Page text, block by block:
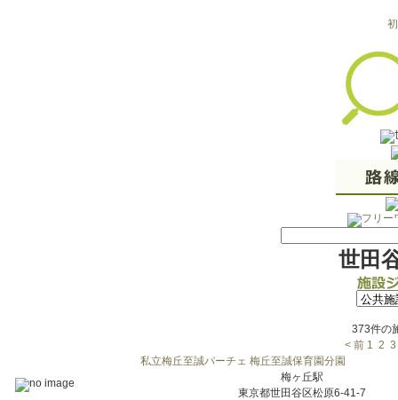
世田
373件の
< 前 1 2 3
私立梅丘至誠パーチェ 梅丘至誠保育園分園
梅ヶ丘駅
東京都世田谷区松原6-41-7